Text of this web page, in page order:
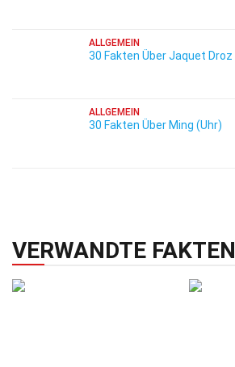
ALLGEMEIN
30 Fakten Über Jaquet Droz
ALLGEMEIN
30 Fakten Über Ming (Uhr)
VERWANDTE FAKTEN